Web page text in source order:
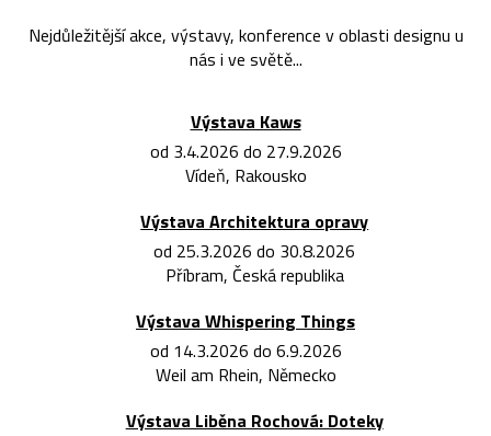
Nejdůležitější akce, výstavy, konference v oblasti designu u
nás i ve světě...
Výstava Kaws
od 3.4.2026 do 27.9.2026
Vídeň, Rakousko
Výstava Architektura opravy
od 25.3.2026 do 30.8.2026
Příbram, Česká republika
Výstava Whispering Things
od 14.3.2026 do 6.9.2026
Weil am Rhein, Německo
Výstava Liběna Rochová: Doteky